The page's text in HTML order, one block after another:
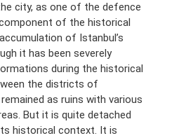
city, as one of the defence
of the historical
of Istanbul’s
it has been severely
during the historical
the districts of
as ruins with various
But it is quite detached
historical context. It is